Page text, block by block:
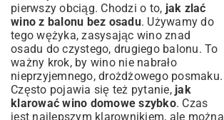
pierwszy obciąg. Chodzi o to, jak zlać
wino z balonu bez osadu. Używamy do
tego wężyka, zasysając wino znad
osadu do czystego, drugiego balonu. To
ważny krok, by wino nie nabrało
nieprzyjemnego, drożdżowego posmaku.
Często pojawia się też pytanie, jak
klarować wino domowe szybko. Czas
jest najlepszym klarownikiem, ale można